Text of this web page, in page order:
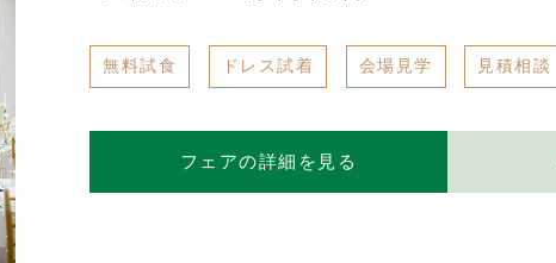
無料試食 ドレス試着 会場見学 見積相談
フェアの詳細を見る